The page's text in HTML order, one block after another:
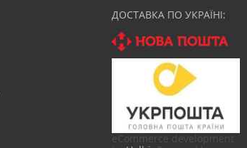
ДОСТАВКА ПО УКРАЇНІ:
eCommerce development